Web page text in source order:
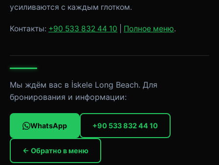
усиливаются с каждым глотком.
Контакты: +90 533 832 44 10 Полное меню.
Мы ждём вас в İskele Long Beach. Для
бронирования и информации:
WhatsApp +90 533 832 44 10
← Обратно в меню